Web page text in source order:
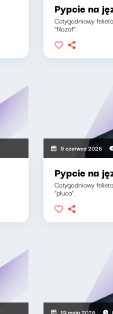
Pypcie na
Cotygodniowy
"filozof".
9 czerwca 2026
Pypcie na
Cotygodniowy
"płuca".
19 maja 2026